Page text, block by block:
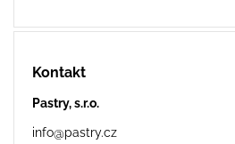
Kontakt
Pastry, s.r.o.
info@pastry.cz